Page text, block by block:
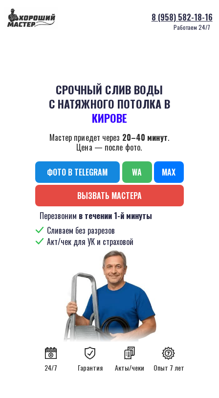
Мастер приедет через 20–40 минут.
Цена — после фото.
8 (958) 582-18-16
Работаем 24/7
СРОЧНЫЙ СЛИВ ВОДЫ
С НАТЯЖНОГО ПОТОЛКА В
КИРОВЕ
Перезвоним в течении 1-й минуты
Сливаем без разрезов
Акт/чек для УК и страховой
24/7 Акты/чеки Опыт 7 лет
Гарантия
ВЫЗВАТЬ МАСТЕРА
WA MAX
ФОТО В TELEGRAM